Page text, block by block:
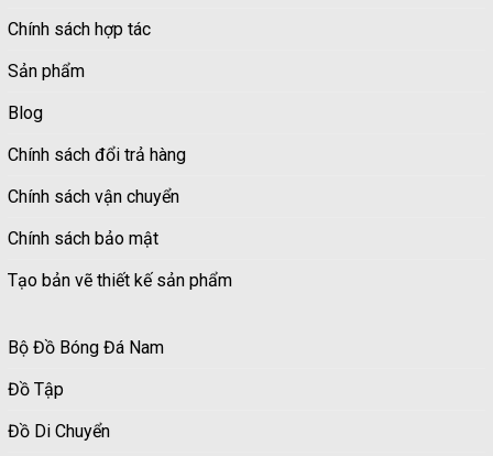
Chính sách hợp tác
Sản phẩm
Blog
Chính sách đổi trả hàng
Chính sách vận chuyển
Chính sách bảo mật
Tạo bản vẽ thiết kế sản phẩm
Bộ Đồ Bóng Đá Nam
Đồ Tập
Đồ Di Chuyển